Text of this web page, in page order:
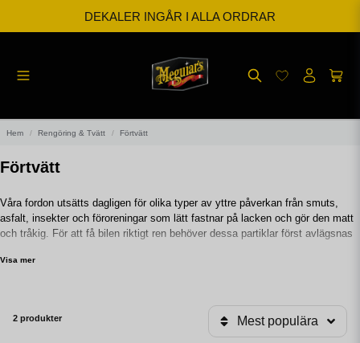
DEKALER INGÅR I ALLA ORDRAR
FRI FRAKT FRÅN 599kr
Hem Rengöring & Tvätt Förtvätt
Förtvätt
Våra fordon utsätts dagligen för olika typer av yttre påverkan från smuts,
asfalt, insekter och föroreningar som lätt fastnar på lacken och gör den matt
och tråkig. För att få bilen riktigt ren behöver dessa partiklar först avlägsnas
Visa mer
2 produkter Mest populära